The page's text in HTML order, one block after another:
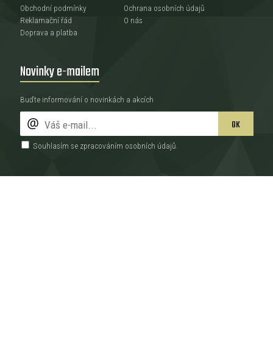
Obchodní podmínky
Reklamační řád
Doprava a platba
Ochrana osobních údajů
O nás
Novinky e-mailem
Buďte informování o novinkách a akcích
OK
Souhlasím se zpracováním osobních údajů